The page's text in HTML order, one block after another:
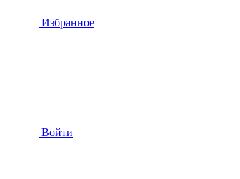
Избранное
Войти